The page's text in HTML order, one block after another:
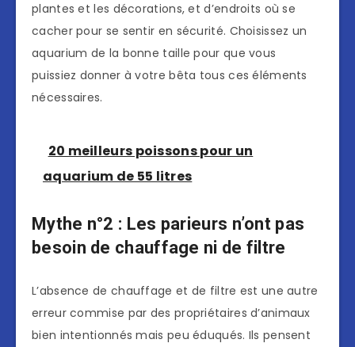
plantes et les décorations, et d’endroits où se
cacher pour se sentir en sécurité. Choisissez un
aquarium de la bonne taille pour que vous
puissiez donner à votre bêta tous ces éléments
nécessaires.
20 meilleurs poissons pour un
aquarium de 55 litres
Mythe n°2 : Les parieurs n’ont pas
besoin de chauffage ni de filtre
L’absence de chauffage et de filtre est une autre
erreur commise par des propriétaires d’animaux
bien intentionnés mais peu éduqués. Ils pensent